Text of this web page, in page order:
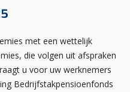
met een wettelijk
die volgen uit afspraken
u voor uw werknemers
Bedrijfstakpensioenfonds